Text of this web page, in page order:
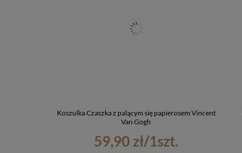
Koszulka Czaszka z palącym się papierosem Vincent
Van Gogh
59,90 zł/1szt.